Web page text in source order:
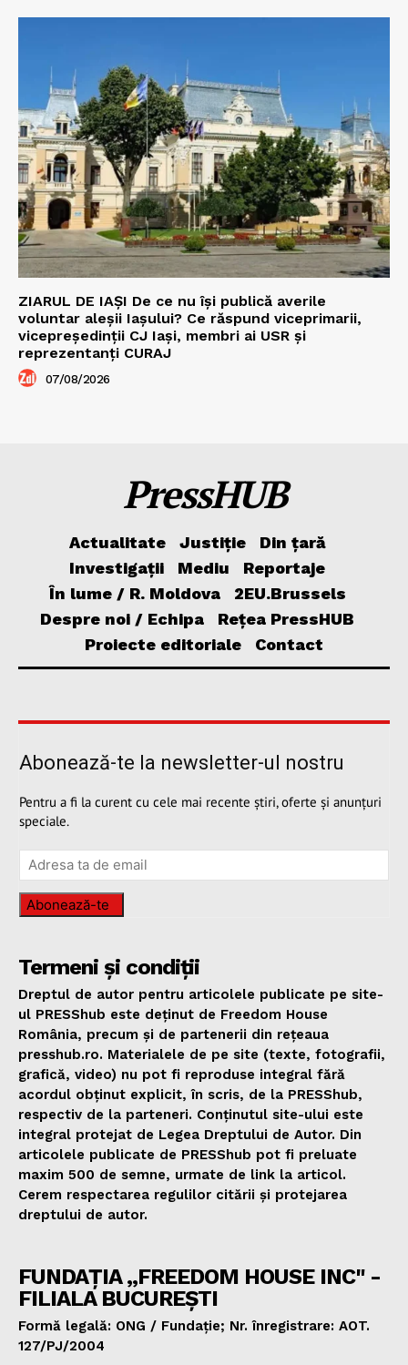
ZIARUL DE IAȘI De ce nu își publică averile
voluntar aleșii Iașului? Ce răspund viceprimarii,
vicepreședinții CJ Iași, membri ai USR și
reprezentanți CURAJ
07/08/2026
PressHUB
Actualitate Justiție
Din țară
Investigații
Mediu
Reportaje
În lume / R. Moldova
2EU.Brussels
Despre noi / Echipa
Rețea PressHUB
Proiecte editoriale
Contact
Abonează-te la newsletter-ul nostru
Pentru a fi la curent cu cele mai recente știri, oferte și anunțuri
speciale.
Abonează-te
Termeni și condiții
Dreptul de autor pentru articolele publicate pe site-
ul PRESShub este deținut de Freedom House
România, precum și de partenerii din rețeaua
presshub.ro. Materialele de pe site (texte, fotografii,
grafică, video) nu pot fi reproduse integral fără
acordul obținut explicit, în scris, de la PRESShub,
respectiv de la parteneri. Conținutul site-ului este
integral protejat de Legea Dreptului de Autor. Din
articolele publicate de PRESShub pot fi preluate
maxim 500 de semne, urmate de link la articol.
Cerem respectarea regulilor citării și protejarea
dreptului de autor.
FUNDAȚIA „FREEDOM HOUSE INC" -
FILIALA BUCUREȘTI
Formă legală: ONG / Fundație; Nr. înregistrare: AOT.
127/PJ/2004